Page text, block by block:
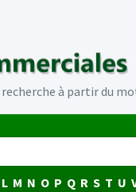
recherche à partir du
L M N O P Q R S T U